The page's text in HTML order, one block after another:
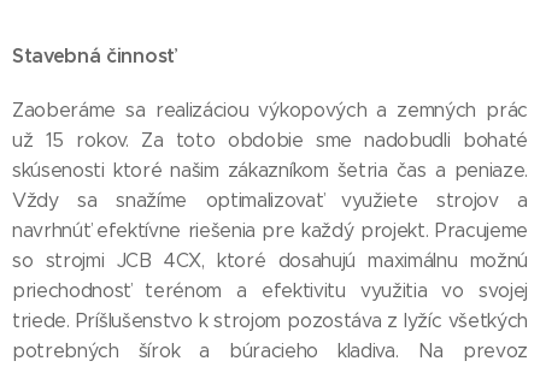
Stavebná činnosť
Zaoberáme sa realizáciou výkopových a zemných prác
už 15 rokov. Za toto obdobie sme nadobudli bohaté
skúsenosti ktoré našim zákazníkom šetria čas a peniaze.
Vždy sa snažíme optimalizovať využiete strojov a
navrhnúť efektívne riešenia pre každý projekt. Pracujeme
so strojmi JCB 4CX, ktoré dosahujú maximálnu možnú
priechodnosť terénom a efektivitu využitia vo svojej
triede. Príšlušenstvo k strojom pozostáva z lyžíc všetkých
potrebných šírok a búracieho kladiva. Na prevoz